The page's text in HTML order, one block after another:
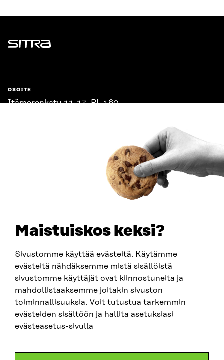
Maistuiskos keksi?
Sivustomme käyttää evästeitä. Käytämme
evästeitä nähdäksemme mistä sisällöistä
sivustomme käyttäjät ovat kiinnostuneita ja
mahdollistaaksemme joitakin sivuston
toiminnallisuuksia. Voit tutustua tarkemmin
evästeiden sisältöön ja hallita asetuksiasi
evästeasetus-sivulla
Sitra
OSOITE
Itämerenkatu 11-13, PL 160,
SITRA SOSIAALISESSA MEDIASSA
LinkedIn
Instagram
YouTube